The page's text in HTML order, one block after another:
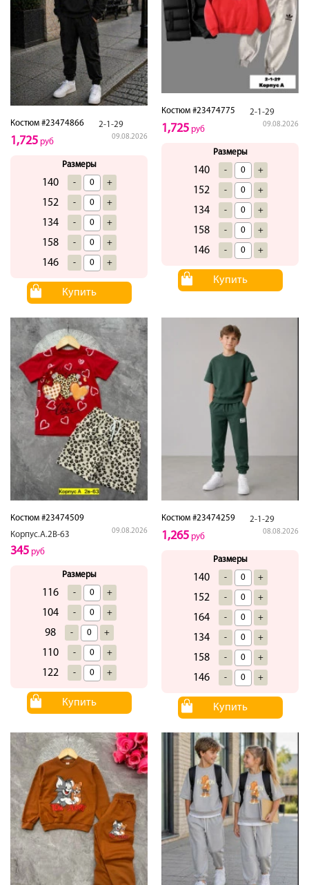
Костюм #23474866 2-1-29
09.08.2026
1,725 руб
Размеры
140 - +
152 - +
134 - +
158 - +
146 - +
Купить
Костюм #23474775 2-1-29
09.08.2026
1,725 руб
Размеры
140 - +
152 - +
134 - +
158 - +
146 - +
Купить
Костюм #23474509
Корпус.А.2В-63
09.08.2026
345 руб
Размеры
116 - +
104 - +
98 - +
110 - +
122 - +
Купить
Костюм #23474259 2-1-29
08.08.2026
1,265 руб
Размеры
140 - +
152 - +
164 - +
134 - +
158 - +
146 - +
Купить